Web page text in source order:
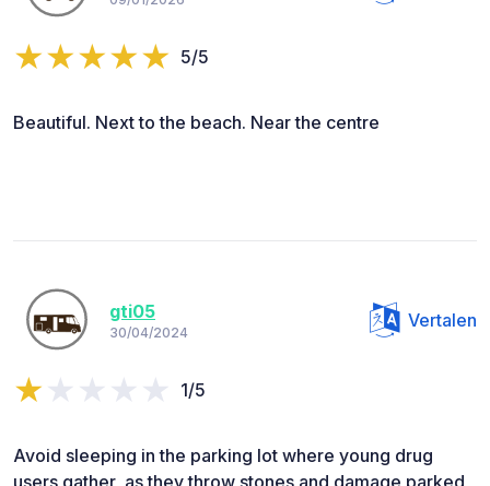
5/5
Beautiful. Next to the beach. Near the centre
gti05
30/04/2024
Vertalen
1/5
Avoid sleeping in the parking lot where young drug
users gather, as they throw stones and damage parked